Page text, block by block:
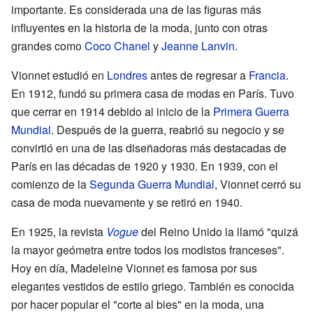
importante. Es considerada una de las figuras más
influyentes en la historia de la moda, junto con otras
grandes comoCoco Chanel yJeanne Lanvin.
Vionnet estudió en Londresantes de regresar a Francia.
En 1912, fundó su primera casa de modas en París. Tuvo
que cerrar en 1914 debido al inicio de la Primera Guerra
Mundial. Después de la guerra, reabrió su negocio y se
convirtió en una de las diseñadoras más destacadas de
París en las décadas de 1920 y 1930. En 1939, con el
comienzo de laSegunda Guerra Mundial, Vionnet cerró su
casa de moda nuevamente y se retiró en 1940.
En 1925, la revista Voguedel Reino Unido la llamó "quizá
la mayor geómetra entre todos los modistos franceses".
Hoy en día, Madeleine Vionnet es famosa por sus
elegantes vestidos de estilo griego. También es conocida
por hacer popular el "corte al bies" en la moda, una